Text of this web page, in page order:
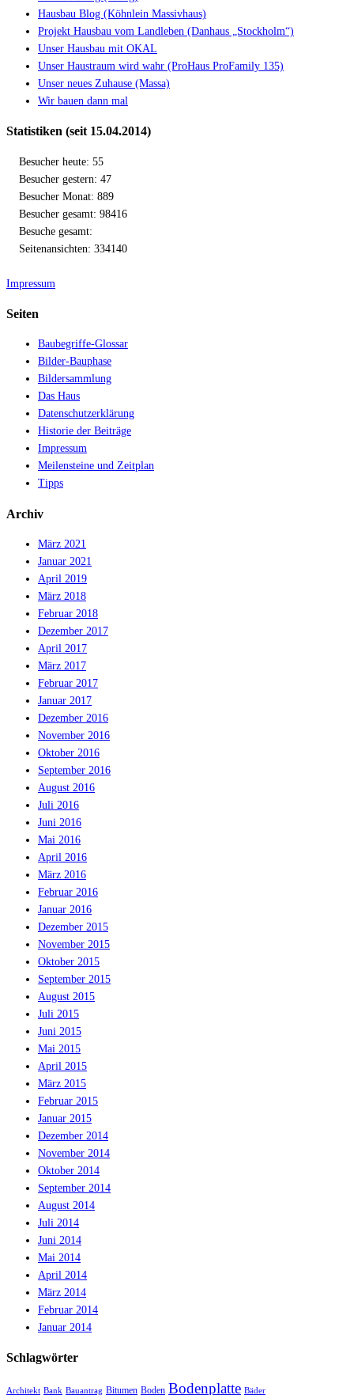
Hausbau Blog (Köhnlein Massivhaus)
Projekt Hausbau vom Landleben (Danhaus „Stockholm“)
Unser Hausbau mit OKAL
Unser Haustraum wird wahr (ProHaus ProFamily 135)
Unser neues Zuhause (Massa)
Wir bauen dann mal
Statistiken (seit 15.04.2014)
Besucher heute: 55
Besucher gestern: 47
Besucher Monat: 889
Besucher gesamt: 98416
Besuche gesamt:
Seitenansichten: 334140
Impressum
Seiten
Baubegriffe-Glossar
Bilder-Bauphase
Bildersammlung
Das Haus
Datenschutzerklärung
Historie der Beiträge
Impressum
Meilensteine und Zeitplan
Tipps
Archiv
März 2021
Januar 2021
April 2019
März 2018
Februar 2018
Dezember 2017
April 2017
März 2017
Februar 2017
Januar 2017
Dezember 2016
November 2016
Oktober 2016
September 2016
August 2016
Juli 2016
Juni 2016
Mai 2016
April 2016
März 2016
Februar 2016
Januar 2016
Dezember 2015
November 2015
Oktober 2015
September 2015
August 2015
Juli 2015
Juni 2015
Mai 2015
April 2015
März 2015
Februar 2015
Januar 2015
Dezember 2014
November 2014
Oktober 2014
September 2014
August 2014
Juli 2014
Juni 2014
Mai 2014
April 2014
März 2014
Februar 2014
Januar 2014
Schlagwörter
Architekt Bank Bauantrag Bitumen Boden Bodenplatte Bäder